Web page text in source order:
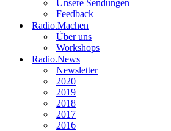
Unsere Sendungen
Feedback
Radio.Machen
Über uns
Workshops
Radio.News
Newsletter
2020
2019
2018
2017
2016